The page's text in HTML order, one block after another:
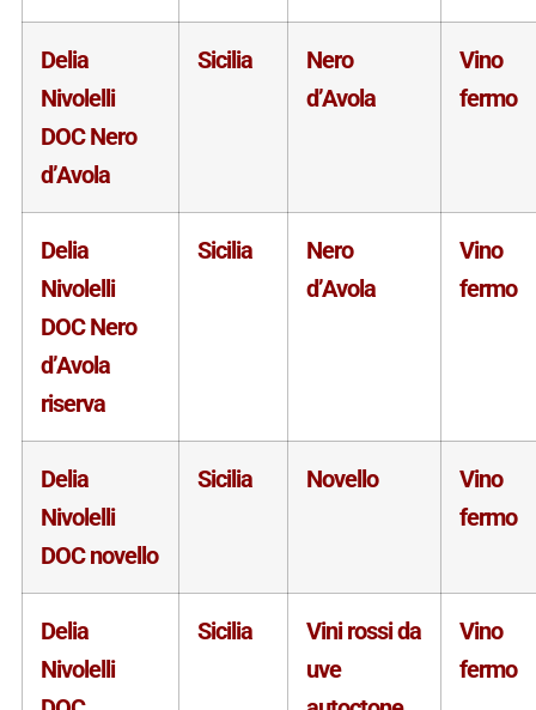
Delia
Nivolelli
DOC Nero
d’Avola
Sicilia
Nero
d’Avola
Vino
fermo
Delia
Nivolelli
DOC Nero
d’Avola
riserva
Sicilia
Nero
d’Avola
Vino
fermo
Delia
Nivolelli
DOC novello
Sicilia Novello
Vino
fermo
Delia
Nivolelli
Sicilia
Vini rossi da
uve
Vino
fermo